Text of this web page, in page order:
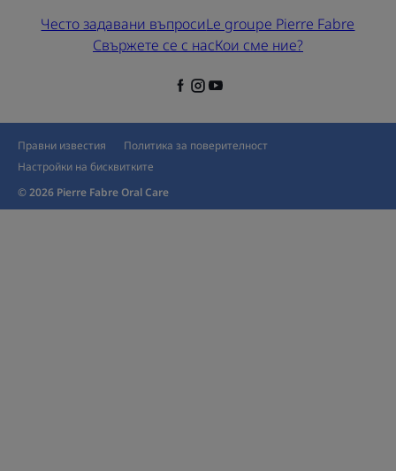
Често задавани въпросиLe groupe Pierre Fabre
Свържете се с насКои сме ние?
Правни известия
Политика за поверителност
Настройки на бисквитките
© 2026 Pierre Fabre Oral Care